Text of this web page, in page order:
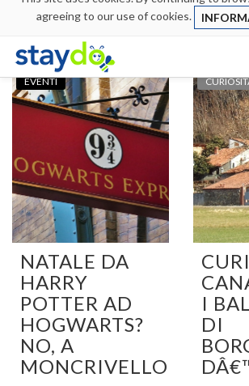
agreeing to our use of cookies.
EVENTI
NATALE DA
HARRY
POTTER AD
HOGWARTS?
NO, A
MONCRIVELLO!
I
DI